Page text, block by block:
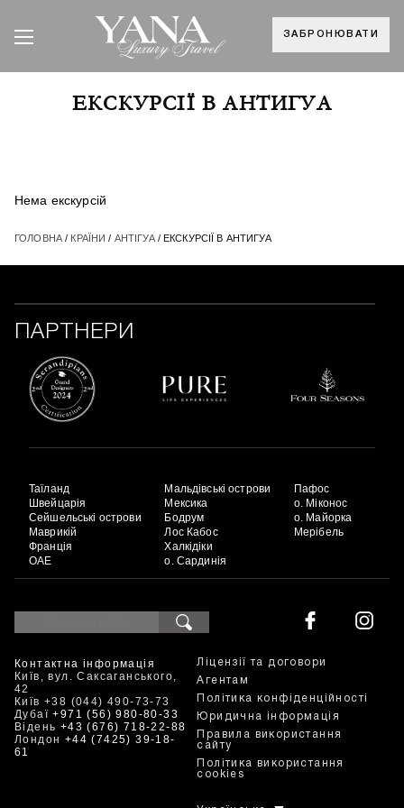
ЗАБРОНЮВАТИ
ЕКСКУРСІЇ В АНТИГУА
Нема екскурсій
ГОЛОВНА/ КРАЇНИ / АНТІГУА/ ЕКСКУРСІЇ В АНТИГУА
ПАРТНЕРИ
Таїланд
Швейцарія
Сейшельські острови
Маврикій
Франція
ОАЕ
Мальдівські острови
Мексика
Бодрум
Лос Кабос
Халкідіки
о. Сардинія
Пафос
о. Міконос
о. Майорка
Мерібель
Контактна інформація
Київ, вул. Саксаганського,
42
Київ +38 (044) 490-73-73
Дубаї+971 (56) 980-80-33
Відень +43 (676) 718-22-88
Лондон +44 (7425) 39-18-
61
Ліцензії та договори
Агентам
Політика конфіденційності
Юридична інформація
Правила використання
сайту
Політика використання
cookies